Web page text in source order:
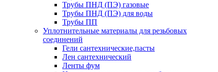
Трубы ПНД (ПЭ) газовые
Трубы ПНД (ПЭ) для воды
Трубы ПП
Уплотнительные материалы для резьбовых
соединений
Гели сантехнические,пасты
Лен сантехнический
Ленты фум